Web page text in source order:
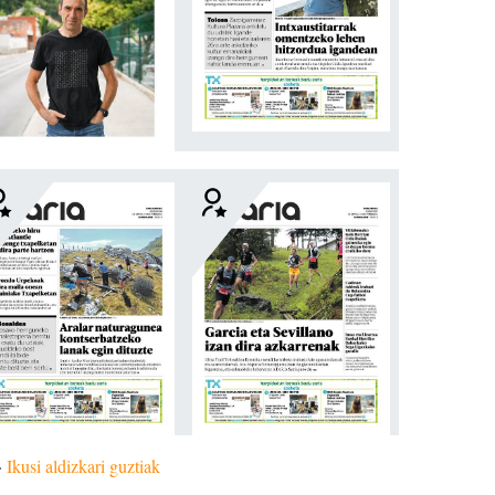
Ikusi aldizkari guztiak